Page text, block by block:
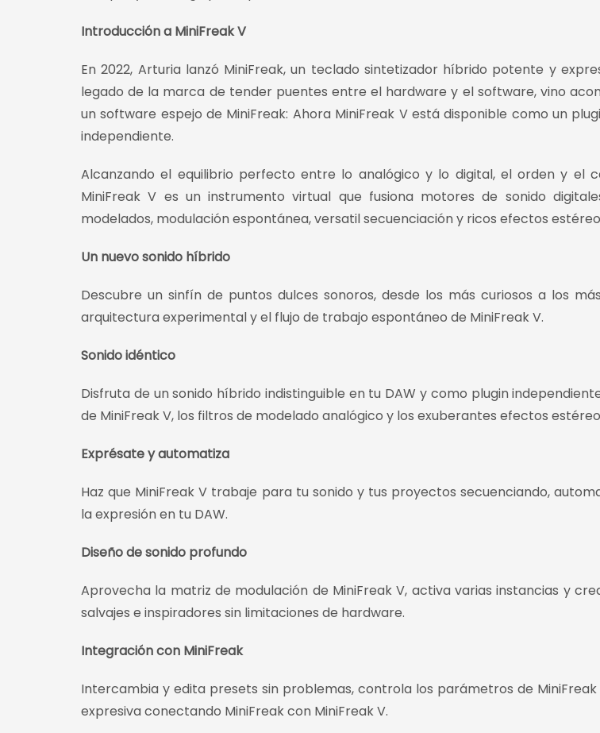
Introducción a MiniFreak V
En 2022, Arturia lanzó MiniFreak, un teclado sintetizador híbrido potente y
legado de la marca de tender puentes entre el hardware y el software, vino
un software espejo de MiniFreak: Ahora MiniFreak V está disponible como un
independiente.
Alcanzando el equilibrio perfecto entre lo analógico y lo digital, el orden y el
MiniFreak V es un instrumento virtual que fusiona motores de sonido
modelados, modulación espontánea, versatil secuenciación y ricos efectos
Un nuevo sonido híbrido
Descubre un sinfín de puntos dulces sonoros, desde los más curiosos a los
arquitectura experimental y el flujo de trabajo espontáneo de MiniFreak V.
Sonido idéntico
Disfruta de un sonido híbrido indistinguible en tu DAW y como plugin
de MiniFreak V, los filtros de modelado analógico y los exuberantes efectos
Exprésate y automatiza
Haz que MiniFreak V trabaje para tu sonido y tus proyectos secuenciando,
la expresión en tu DAW.
Diseño de sonido profundo
Aprovecha la matriz de modulación de MiniFreak V, activa varias instancias y
salvajes e inspiradores sin limitaciones de hardware.
Integración con MiniFreak
Intercambia y edita presets sin problemas, controla los parámetros de
expresiva conectando MiniFreak con MiniFreak V.